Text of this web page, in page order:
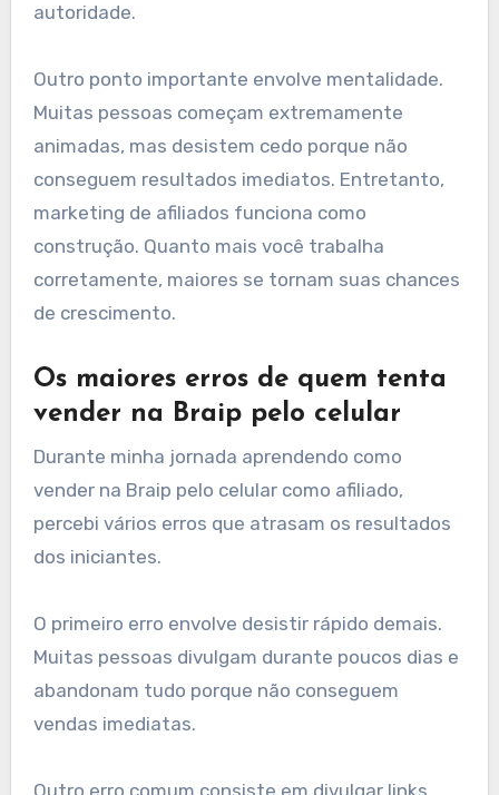
autoridade.
Outro ponto importante envolve mentalidade.
Muitas pessoas começam extremamente
animadas, mas desistem cedo porque não
conseguem resultados imediatos. Entretanto,
marketing de afiliados funciona como
construção. Quanto mais você trabalha
corretamente, maiores se tornam suas chances
de crescimento.
Os maiores erros de quem tenta
vender na Braip pelo celular
Durante minha jornada aprendendo como
vender na Braip pelo celular como afiliado,
percebi vários erros que atrasam os resultados
dos iniciantes.
O primeiro erro envolve desistir rápido demais.
Muitas pessoas divulgam durante poucos dias e
abandonam tudo porque não conseguem
vendas imediatas.
Outro erro comum consiste em divulgar links